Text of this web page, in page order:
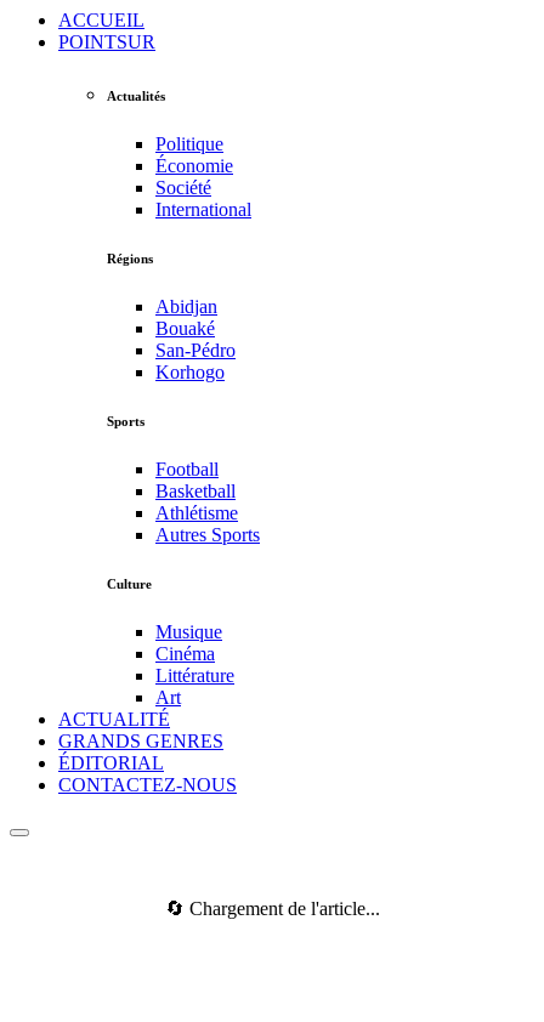
ACCUEIL
POINTSUR
Actualités
Politique
Économie
Société
International
Régions
Abidjan
Bouaké
San-Pédro
Korhogo
Sports
Football
Basketball
Athlétisme
Autres Sports
Culture
Musique
Cinéma
Littérature
Art
ACTUALITÉ
GRANDS GENRES
ÉDITORIAL
CONTACTEZ-NOUS
🔄 Chargement de l'article...